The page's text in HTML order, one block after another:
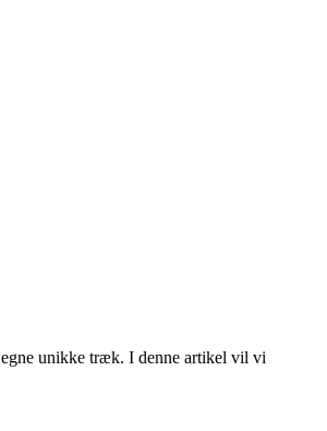
unikke træk. I denne artikel vil vi